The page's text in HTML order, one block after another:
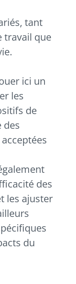
tant
travail que
ici un
les
de
des
des
les ajuster
du